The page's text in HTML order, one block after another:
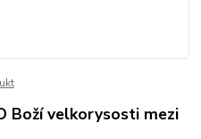
Boží velkorysosti mezi